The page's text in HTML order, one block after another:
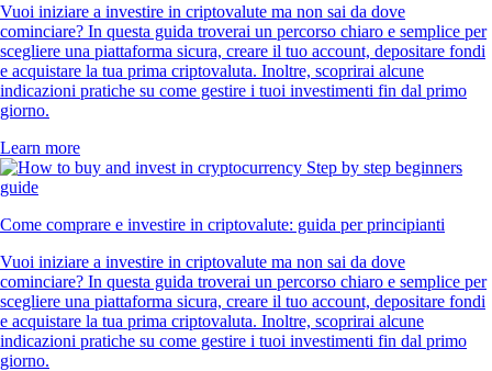
Vuoi iniziare a investire in criptovalute ma non sai da dove
cominciare? In questa guida troverai un percorso chiaro e semplice per
scegliere una piattaforma sicura, creare il tuo account, depositare fondi
e acquistare la tua prima criptovaluta. Inoltre, scoprirai alcune
indicazioni pratiche su come gestire i tuoi investimenti fin dal primo
giorno.
Learn more
Come comprare e investire in criptovalute: guida per principianti
Vuoi iniziare a investire in criptovalute ma non sai da dove
cominciare? In questa guida troverai un percorso chiaro e semplice per
scegliere una piattaforma sicura, creare il tuo account, depositare fondi
e acquistare la tua prima criptovaluta. Inoltre, scoprirai alcune
indicazioni pratiche su come gestire i tuoi investimenti fin dal primo
giorno.